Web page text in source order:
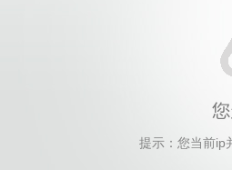
提示：您当前ip